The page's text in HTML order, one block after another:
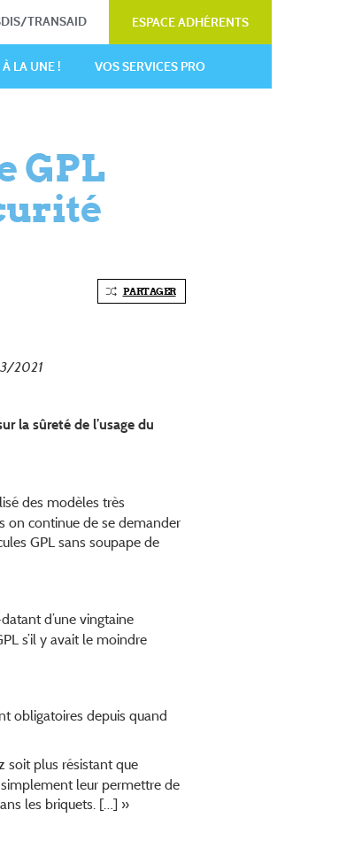
ESPACE ADHÉRENTS
TRANSAID
À LA UNE ! VOS SERVICES PRO
GPL
PARTAGER
2021
la sûreté de l’usage du
des modèles très
on continue de se demander
GPL sans soupape de
d’une vingtaine
s’il y avait le moindre
obligatoires depuis quand
soit plus résistant que
simplement leur permettre de
les briquets. […] »